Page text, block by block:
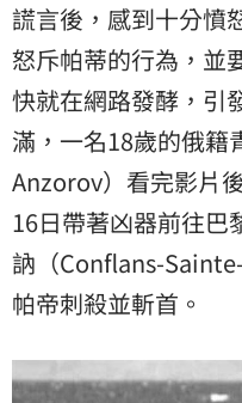
謊言後，感到十分憤
怒斥帕蒂的行為，並
快就在網路發酵，引
滿，一名18歲的俄
Anzorov）看完影片
16日帶著凶器前往巴
訥（Conflans-
帕帝刺殺並斬首。